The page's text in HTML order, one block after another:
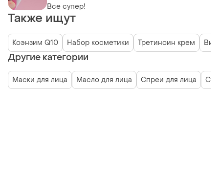
Все супер!
Также ищут
Коэнзим Q10 Набор косметики Третиноин крем
Другие категории
Маски для лица Масло для лица Спреи для лица